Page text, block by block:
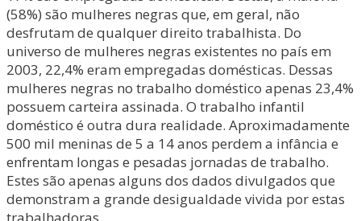
(58%) são mulheres negras que, em geral, não
desfrutam de qualquer direito trabalhista. Do
universo de mulheres negras existentes no país em
2003, 22,4% eram empregadas domésticas. Dessas
mulheres negras no trabalho doméstico apenas 23,4%
possuem carteira assinada. O trabalho infantil
doméstico é outra dura realidade. Aproximadamente
500 mil meninas de 5 a 14 anos perdem a infância e
enfrentam longas e pesadas jornadas de trabalho.
Estes são apenas alguns dos dados divulgados que
demonstram a grande desigualdade vivida por estas